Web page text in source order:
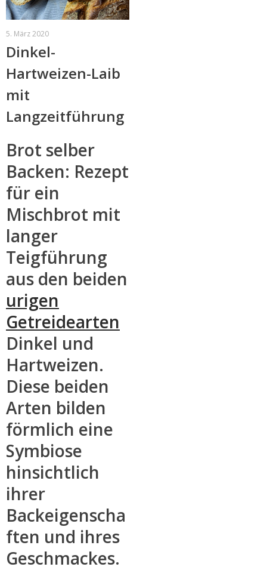
5. März 2020
Dinkel-
Hartweizen-Laib
mit
Langzeitführung
Brot selber
Backen: Rezept
für ein
Mischbrot mit
langer
Teigführung
aus den beiden
urigen
Getreidearten
Dinkel und
Hartweizen.
Diese beiden
Arten bilden
förmlich eine
Symbiose
hinsichtlich
ihrer
Backeigenscha
ften und ihres
Geschmackes.